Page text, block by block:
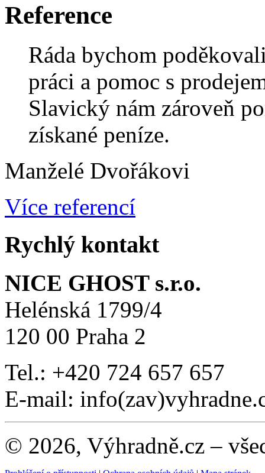
Reference
Ráda bychom
práci a pomoc s
Slavický nám zároveň
získané peníze.
Manželé Dvořákovi
Více referencí
Rychlý kontakt
NICE GHOST s.r.o.
Helénská 1799/4
120 00 Praha 2
Tel.: +420 724 657 657
E-mail:
© 2026, Výhradně.cz –